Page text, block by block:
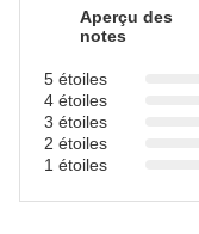
Aperçu des
notes
5 étoiles
4 étoiles
3 étoiles
2 étoiles
1 étoiles